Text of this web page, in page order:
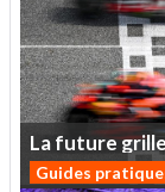
Lafuturegrille
Guides